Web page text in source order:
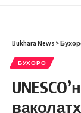
Bukhara News >
БУХОРО